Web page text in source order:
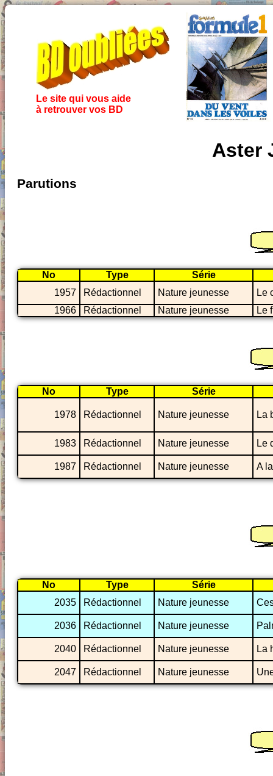
Le site qui vous aide
à retrouver vos BD
Aster
Parutions
No Type
Série
1957
Rédactionnel Nature jeunesse
Le
1966
Rédactionnel Nature jeunesse Le
No Type Série
1978 Rédactionnel Nature jeunesse La
1983 Rédactionnel Nature jeunesse Le
1987 Rédactionnel Nature jeunesse A
No Type
Série
2035
Rédactionnel Nature jeunesse
2036 Rédactionnel Nature jeunesse
2040 Rédactionnel Nature jeunesse La
2047 Rédactionnel Nature jeunesse